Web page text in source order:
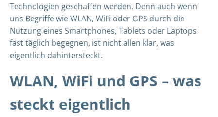
Technologien geschaffen werden. Denn auch wenn
uns Begriffe wie WLAN, WiFi oder GPS durch die
Nutzung eines Smartphones, Tablets oder Laptops
fast täglich begegnen, ist nicht allen klar, was
eigentlich dahintersteckt.
WLAN, WiFi und GPS – was
steckt eigentlich